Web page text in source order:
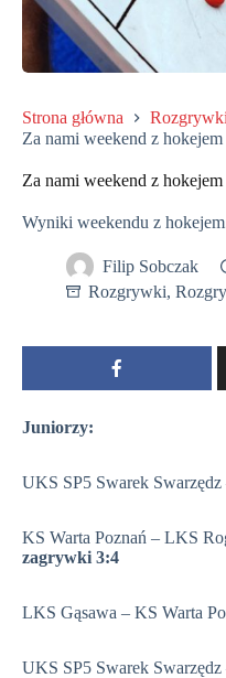
Strona główna
Rozgrywki
Za nami weekend z
Za nami weekend z
Wyniki weekendu z
Filip Sobczak
Rozgrywki,
Juniorzy:
UKS SP5 Swarek
KS Warta Poznań – LKS
zagrywki 3:4
LKS Gąsawa – KS Warta
UKS SP5 Swarek